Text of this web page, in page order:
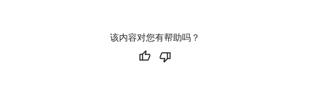
该内容对您有帮助吗？